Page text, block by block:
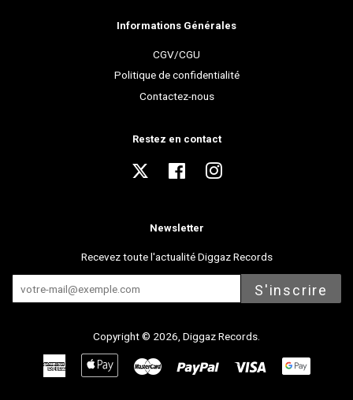
Informations Générales
CGV/CGU
Politique de confidentialité
Contactez-nous
Restez en contact
Twitter FacebookInstagram
Newsletter
Recevez toute l'actualité Diggaz Records
S'inscrire
Copyright © 2026, Diggaz Records
American
Express
Apple
Pay
Master Paypal Visa